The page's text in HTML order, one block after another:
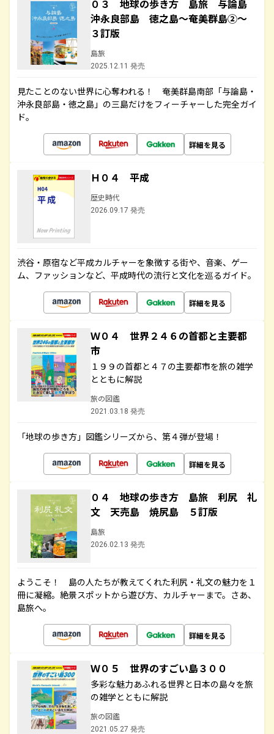
０３ 地球の歩き方 島旅 与論島
沖永良部島 徳之島～奄美群島②～
３訂版
島旅
2025.12.11 発売
見たことのない世界に心奪われる！ 奄美群島南部「与論島・
沖永良部島・徳之島」の三島だけをフィーチャーした完全ガイ
ド。
詳細を見る
Ｈ０４ 平成
歴史時代
2026.09.17 発売
渋谷・原宿など平成カルチャーを象徴する街や、音楽、ゲー
ム、ファッションなど、平成時代の流行と文化を巡るガイド。
詳細を見る
Ｗ０４ 世界２４６の首都と主要都
市
１９９の首都と４７の主要都市を旅の雑学
とともに解説
旅の図鑑
2021.03.18 発売
「地球の歩き方」図鑑シリーズから、第４弾が登場！
詳細を見る
０４ 地球の歩き方 島旅 利尻 礼
文 天売島 焼尻島 ５訂版
島旅
2026.02.13 発売
ようこそ！ 島の人たちが教えてくれた利尻・礼文の魅力を１
冊に凝縮。絶景スポットから遊び方、カルチャーまで。さあ、
島旅へ。
詳細を見る
Ｗ０５ 世界のすごい島３００
多彩な魅力あふれる世界と日本の島々を旅
の雑学とともに解説
旅の図鑑
2021.05.27 発売